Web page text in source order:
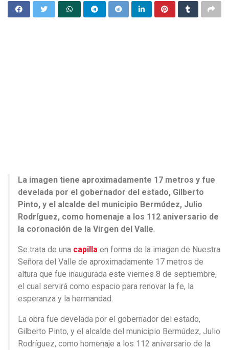
La imagen tiene aproximadamente 17 metros y fue
develada por el gobernador del estado, Gilberto
Pinto, y el alcalde del municipio Bermúdez, Julio
Rodríguez, como homenaje a los 112 aniversario de
la coronación de la Virgen del Valle
Se trata de una capilla en forma de la imagen de Nuestra
Señora del Valle de aproximadamente 17 metros de
altura que fue inaugurada este viernes 8 de septiembre,
el cual servirá como espacio para renovar la fe, la
esperanza y la hermandad.
La obra fue develada por el gobernador del estado,
Gilberto Pinto, y el alcalde del municipio Bermúdez, Julio
Rodríguez, como homenaje a los 112 aniversario de la